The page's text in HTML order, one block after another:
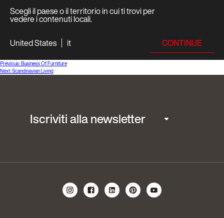
Scegli il paese o il territorio in cui ti trovi per
vedere i contenuti locali.
United States
it CONTINUE
Navigazione
articoli
Previous:Business Of Furniture
Next:Scandinavian Living
Iscriviti alla newsletter